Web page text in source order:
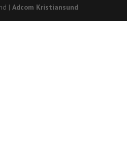
|Adcom Kristiansund